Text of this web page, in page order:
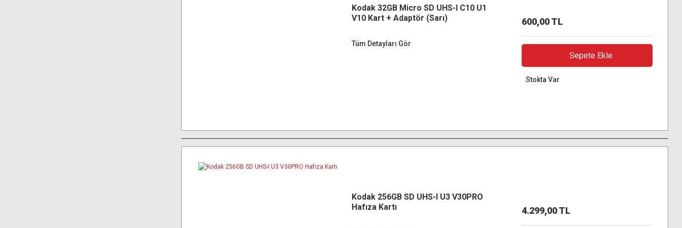
Kodak 32GB Micro SD UHS-I C10 U1
V10 Kart + Adaptör (Sarı)
Tüm Detayları Gör
600,00 TL
Sepete Ekle
Stokta Var
Kodak 256GB SD UHS-I U3 V30PRO
Hafıza Kartı
4.299,00 TL